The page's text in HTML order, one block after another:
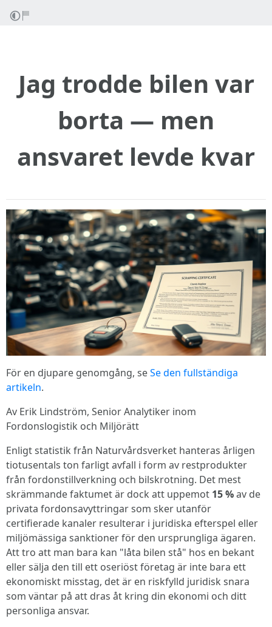
Jag trodde bilen var
borta — men
ansvaret levde kvar
För en djupare genomgång, seSe den fullständiga
artikeln.
Av Erik Lindström, Senior Analytiker inom
Fordonslogistik och Miljörätt
Enligt statistik från Naturvårdsverket hanteras årligen
tiotusentals ton farligt avfall i form av restprodukter
från fordonstillverkning och bilskrotning. Det mest
skrämmande faktumet är dock att uppemot 15 %av de
privata fordonsavyttringar som sker utanför
certifierade kanaler resulterar i juridiska efterspel eller
miljömässiga sanktioner för den ursprungliga ägaren.
Att tro att man bara kan "låta bilen stå" hos en bekant
eller sälja den till ett oseriöst företag är inte bara ett
ekonomiskt misstag, det är en riskfylld juridisk snara
som väntar på att dras åt kring din ekonomi och ditt
personliga ansvar.